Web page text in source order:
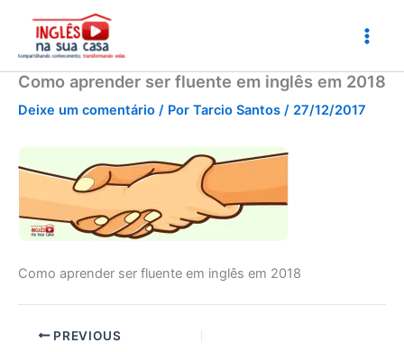
conteúdo
Como aprender ser fluente em inglês em 2018
Deixe um comentário / Por Tarcio Santos / 27/12/2017
Como aprender ser fluente em inglês em 2018
PREVIOUS